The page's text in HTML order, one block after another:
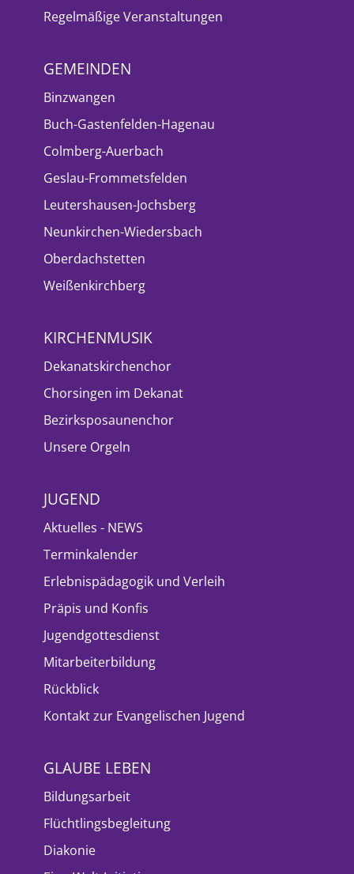
Regelmäßige Veranstaltungen
GEMEINDEN
Binzwangen
Buch-Gastenfelden-Hagenau
Colmberg-Auerbach
Geslau-Frommetsfelden
Leutershausen-Jochsberg
Neunkirchen-Wiedersbach
Oberdachstetten
Weißenkirchberg
KIRCHENMUSIK
Dekanatskirchenchor
Chorsingen im Dekanat
Bezirksposaunenchor
Unsere Orgeln
JUGEND
Aktuelles - NEWS
Terminkalender
Erlebnispädagogik und Verleih
Präpis und Konfis
Jugendgottesdienst
Mitarbeiterbildung
Rückblick
Kontakt zur Evangelischen Jugend
GLAUBE LEBEN
Bildungsarbeit
Flüchtlingsbegleitung
Diakonie